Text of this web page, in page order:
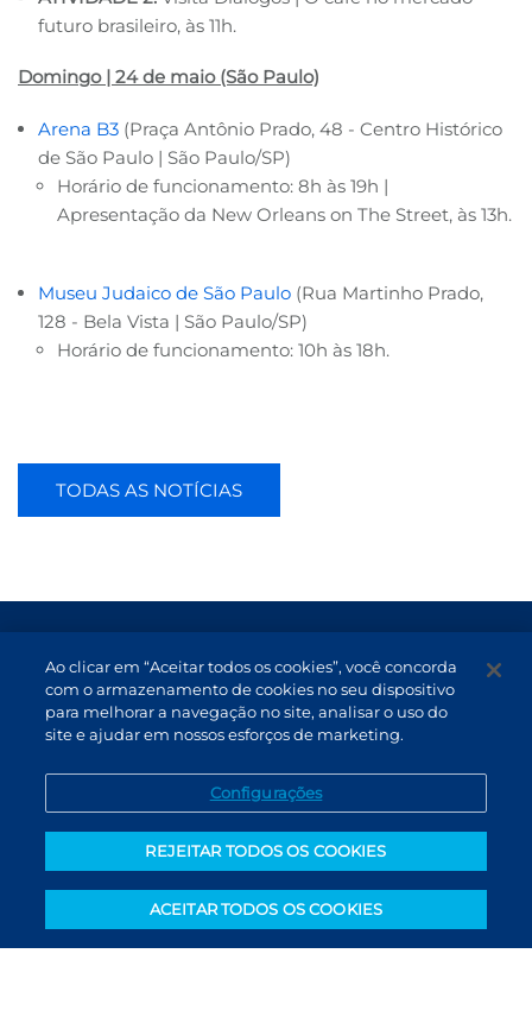
futuro brasileiro, às 11h.
Domingo | 24 de maio (São Paulo)
Arena B3(Praça Antônio Prado, 48 - Centro Histórico
de São Paulo | São Paulo/SP)
Horário de funcionamento: 8h às 19h |
Apresentação da New Orleans on The Street, às 13h.
Museu Judaico de São Paulo(Rua Martinho Prado,
128 - Bela Vista | São Paulo/SP)
Horário de funcionamento: 10h às 18h.
TODAS AS NOTÍCIAS
Atendimento
Canal de Denúncias
Ao clicar em “Aceitar todos os cookies”, você concorda
com o armazenamento de cookies no seu dispositivo
para melhorar a navegação no site, analisar o uso do
site e ajudar em nossos esforços de marketing.
Configurações
REJEITAR TODOS OS COOKIES
ACEITAR TODOS OS COOKIES